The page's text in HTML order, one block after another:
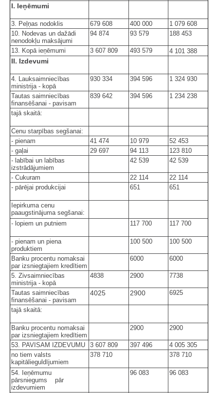
I. Ieņēmumi
3. Peļņas nodoklis 679 608 400 000
1 079 608
10. Nodevas un dažādi
nenodokļu maksājumi
94 874 93 579 188 453
13. Kopā ieņēmumi 3 607 809 493 579 4 101 388
II. Izdevumi
4. Lauksaimniecības
ministrija - kopā
930 334 394 596 1 324 930
Tautas saimniecības
finansēšanai - pavisam
839 642 394 596 1 234 238
tajā skaitā:
Cenu starpības segšanai:
- pienam
41 474 10 979
52 453
- gaļai
29 697 94 113
123 810
- labībai un labības
izstrādājumiem
42 539 42 539
- Cukuram 22 114
22 114
- pārējai produkcijai
651 651
Iepirkuma cenu
paaugstinājuma segšanai:
- lopiem un putniem
117 700 117 700
- pienam un piena
produktiem
100 500 100 500
Banku procentu nomaksai
par izsniegtajiem kredītiem
6000 6000
5. Zivsaimniecības
ministrija - kopā
4838 2900 7738
Tautas saimniecības
finansēšanai - pavisam
4025 2900 6925
tajā skaitā:
Banku procentu nomaksai
par izsniegtajiem kredītiem
2900 2900
53. PAVISAM IZDEVUMU 3 607 809 397 496
4 005 305
no tiem valsts
kapitālieguldījumiem
378 710 378 710
54. Ieņēmumu
pārsniegums pār
izdevumiem
96 083 96 083